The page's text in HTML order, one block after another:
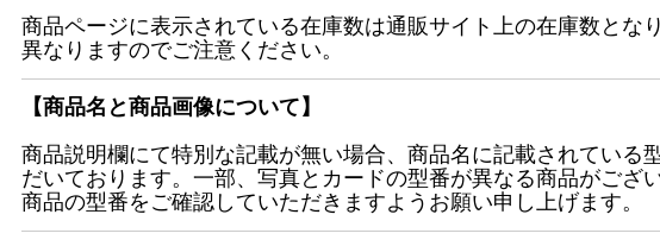
商品ページに表示されている在庫数は通販サイト上の在庫数とな
異なりますのでご注意ください。
【商品名と商品画像について】
商品説明欄にて特別な記載が無い場合、商品名に記載されている
だいております。一部、写真とカードの型番が異なる商品がござ
商品の型番をご確認していただきますようお願い申し上げます。